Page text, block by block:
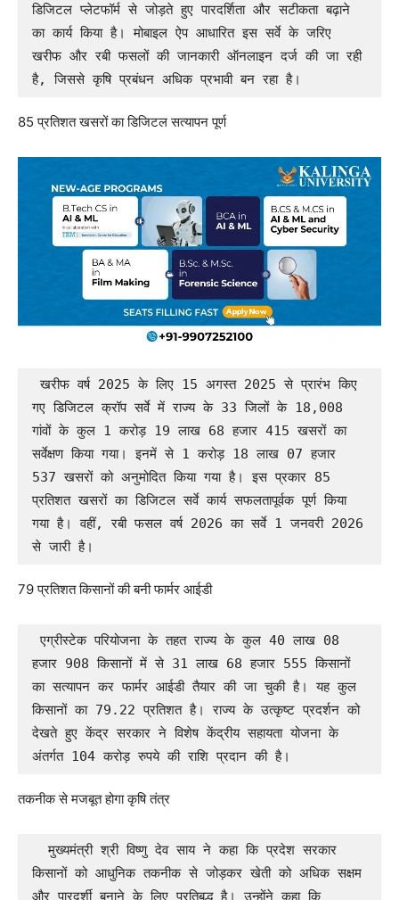
डिजिटल प्लेटफॉर्म से जोड़ते हुए पारदर्शिता और सटीकता बढ़ाने
का कार्य किया है। मोबाइल ऐप आधारित इस सर्वे के जरिए
खरीफ और रबी फसलों की जानकारी ऑनलाइन दर्ज की जा रही
है, जिससे कृषि प्रबंधन अधिक प्रभावी बन रहा है।
85 प्रतिशत खसरों का डिजिटल सत्यापन पूर्ण
खरीफ वर्ष 2025 के लिए 15 अगस्त 2025 से प्रारंभ किए
गए डिजिटल क्रॉप सर्वे में राज्य के 33 जिलों के 18,008
गांवों के कुल 1 करोड़ 19 लाख 68 हजार 415 खसरों का
सर्वेक्षण किया गया। इनमें से 1 करोड़ 18 लाख 07 हजार
537 खसरों को अनुमोदित किया गया है। इस प्रकार 85
प्रतिशत खसरों का डिजिटल सर्वे कार्य सफलतापूर्वक पूर्ण किया
गया है। वहीं, रबी फसल वर्ष 2026 का सर्वे 1 जनवरी 2026
से जारी है।
79 प्रतिशत किसानों की बनी फार्मर आईडी
एग्रीस्टेक परियोजना के तहत राज्य के कुल 40 लाख 08
हजार 908 किसानों में से 31 लाख 68 हजार 555 किसानों
का सत्यापन कर फार्मर आईडी तैयार की जा चुकी है। यह कुल
किसानों का 79.22 प्रतिशत है। राज्य के उत्कृष्ट प्रदर्शन को
देखते हुए केंद्र सरकार ने विशेष केंद्रीय सहायता योजना के
अंतर्गत 104 करोड़ रुपये की राशि प्रदान की है।
तकनीक से मजबूत होगा कृषि तंत्र
  मुख्यमंत्री श्री विष्णु देव साय ने कहा कि प्रदेश सरकार
किसानों को आधुनिक तकनीक से जोड़कर खेती को अधिक सक्षम
और पारदर्शी बनाने के लिए प्रतिबद्ध है। उन्होंने कहा कि